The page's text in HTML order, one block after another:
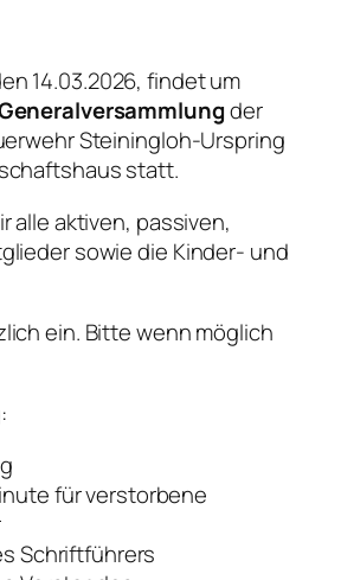
14.03.2026, findet um
der
Steiningloh-Urspring
statt.
alle aktiven, passiven,
sowie die Kinder- und
ein. Bitte wenn möglich
für verstorbene
Schriftführers